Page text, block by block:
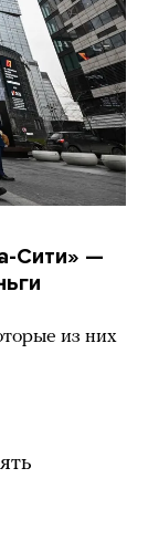
Сити» —
из них